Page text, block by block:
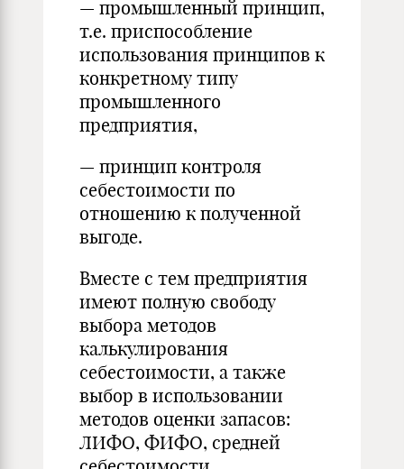
— промышленный принцип,
т.е. приспособление
использования принципов к
конкретному типу
промышленного
предприятия,
— принцип контроля
себестоимости по
отношению к полученной
выгоде.
Вместе с тем предприятия
имеют полную свободу
выбора методов
калькулирования
себестоимости, а также
выбор в использовании
методов оценки запасов:
ЛИФО, ФИФО, средней